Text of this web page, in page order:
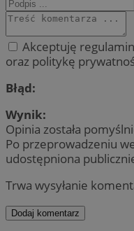
Akceptuję
oraz politykę
Błąd:
Wynik:
Opinia została
Po przeprowadzeniu
udostępniona
Trwa wysyłanie
Dodaj komentarz